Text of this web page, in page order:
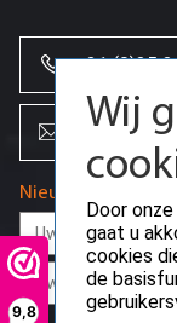
9,8
+31 (0)85
Nieuwsbrief
Wij
Door
gaat u
cookies
de